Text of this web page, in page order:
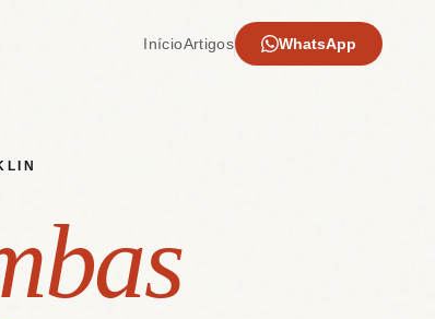
InícioArtigos WhatsApp